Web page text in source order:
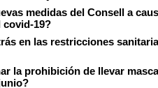
medidas del Consell a
covid-19?
en las restricciones
la prohibición de llevar